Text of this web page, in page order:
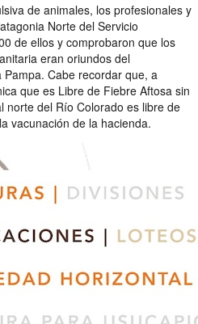
de animales, los profesionales y
Norte del Servicio
de ellos y comprobaron que los
eran oriundos del
Cabe recordar que, a
que es Libre de Fiebre Aftosa sin
norte del Río Colorado es libre de
vacunación de la hacienda.